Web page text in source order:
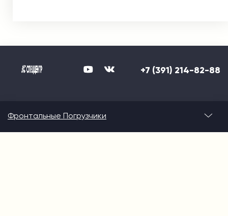
+7 (391) 214-82-88
Фронтальные Погрузчики